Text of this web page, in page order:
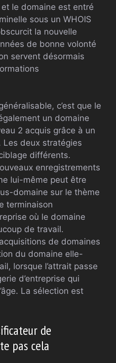
et le domaine est entré
sous un WHOIS
la nouvelle
de bonne volonté
servent désormais
c’est que le
un domaine
2 acquis grâce à un
Les deux stratégies
différents.
enregistrements
lui-même peut être
domaine sur le thème
terminaison
où le domaine
de travail.
de domaines
du domaine elle-
lorsque l’attrait passe
d’entreprise qui
La sélection est
de
pas cela